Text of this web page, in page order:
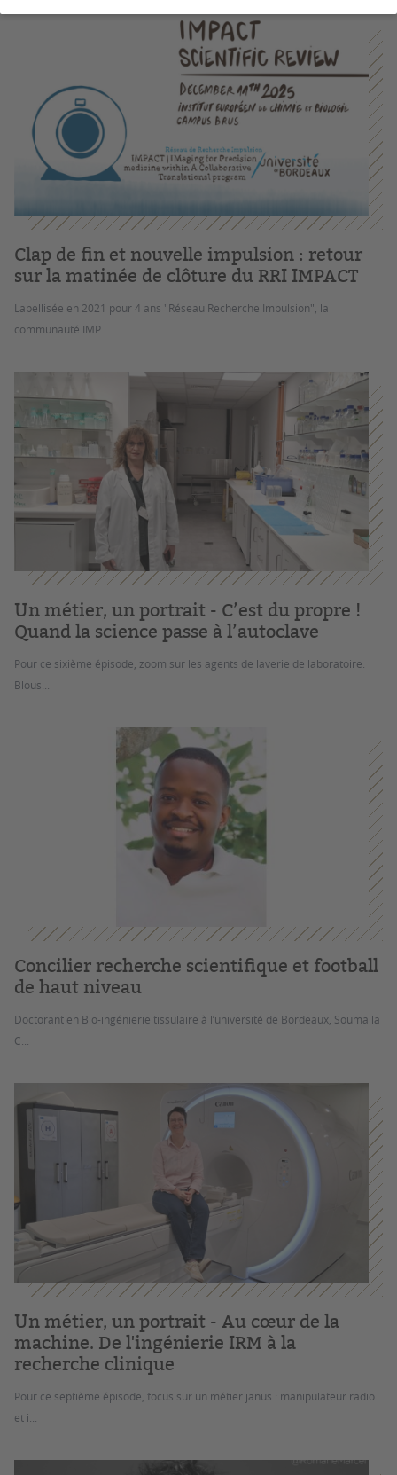
Clap de fin et nouvelle impulsion : retour
sur la matinée de clôture du RRI IMPACT
Labellisée en 2021 pour 4 ans "Réseau Recherche Impulsion", la
communauté IMP...
Un métier, un portrait - C’est du propre !
Quand la science passe à l’autoclave
Pour ce sixième épisode, zoom sur les agents de laverie de laboratoire.
Blous...
Concilier recherche scientifique et football
de haut niveau
Doctorant en Bio-ingénierie tissulaire à l’université de Bordeaux, Soumaïla
C...
Un métier, un portrait - Au cœur de la
machine. De l'ingénierie IRM à la
recherche clinique
Pour ce septième épisode, focus sur un métier janus : manipulateur radio
et i...